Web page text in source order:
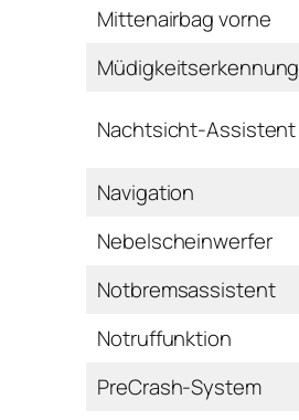
Mittenairbag vorne
Müdigkeitserkennung
Nachtsicht-Assistent
Navigation
Nebelscheinwerfer
Notbremsassistent
Notruffunktion
PreCrash-System